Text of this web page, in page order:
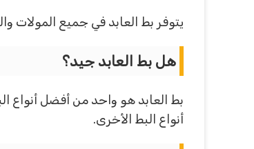
يتوفر بط العابد في جميع المولات
هل بط العابد جيد؟
بط العابد هو واحد من أفضل أنواع
أنواع البط الأخرى.